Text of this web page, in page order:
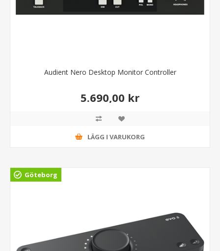
Audient Nero Desktop Monitor Controller
5.690,00 kr
LÄGG I VARUKORG
Göteborg